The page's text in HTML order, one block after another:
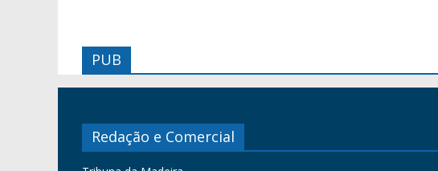
PUB
Redação e Comercial